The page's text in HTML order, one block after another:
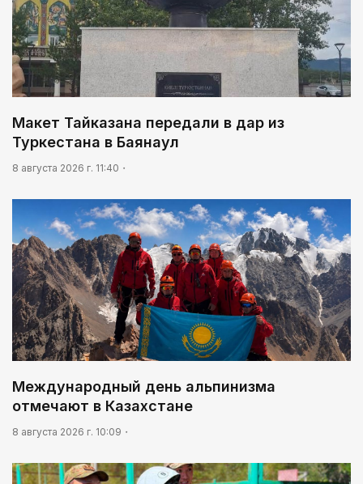
Макет Тайказана передали в дар из
Туркестана в Баянаул
8 августа 2026 г. 11:40
Международный день альпинизма
отмечают в Казахстане
8 августа 2026 г. 10:09